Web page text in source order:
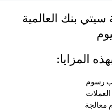
بنك العالمية
المزايا: